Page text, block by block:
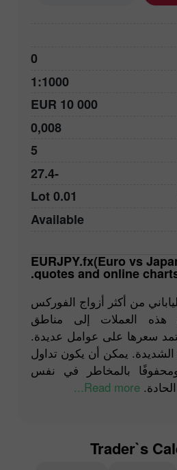
0
1:1000
EUR 10 000
0,008
5
-27.4
0.01 Lot
Available
EURJPY.fx(Euro vs Japanese Yen). Forex
quotes and online
من أكثر أزواج الفوركس
هذه العملات إلى مناطق
سعرها على عوامل عديدة.
الشديدة. يمكن أن يكون تداول
ومحفوفًا بالمخاطر في نفس
Read more...
Trader`s